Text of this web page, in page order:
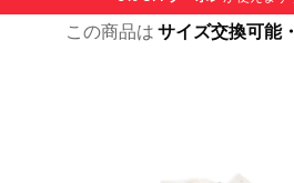
この商品は サイズ交換可能